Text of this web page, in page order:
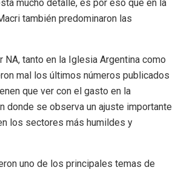
mucho detalle, es por eso que en la
también predominaron las
NA, tanto en la Iglesia Argentina como
mal los últimos números publicados
que ver con el gasto en la
donde se observa un ajuste importante
los sectores más humildes y
uno de los principales temas de